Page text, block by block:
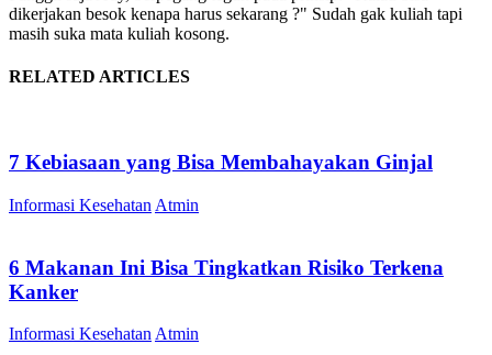
dikerjakan besok kenapa harus sekarang ?" Sudah gak kuliah tapi
masih suka mata kuliah kosong.
RELATED ARTICLES
7 Kebiasaan yang Bisa Membahayakan Ginjal
Informasi Kesehatan Atmin
6 Makanan Ini Bisa Tingkatkan Risiko Terkena
Kanker
Informasi Kesehatan Atmin